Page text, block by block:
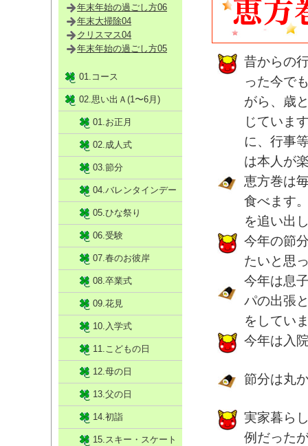
昔からの
った今で
がら、歳
じていま
に、行事
は本人が
恵方巻は
食べます
を追い出
今年の節
たいと思
今年は息
パの出張
をしてい
今年は入
節分は丸
実家暮ら
例だった
年末年始の過ごし方06
年末大掃除04
クリスマス04
年末年始の過ごし方05
01.コース
02.思い出Ａ(1〜6月)
01.お正月
02.成人式
03.節分
04.バレンタインデー
05.ひな祭り
06.受験
07.春のお彼岸
08.卒業式
09.花見
10.入学式
11.こどもの日
12.母の日
13.父の日
14.初詣
15.スキー・スケート